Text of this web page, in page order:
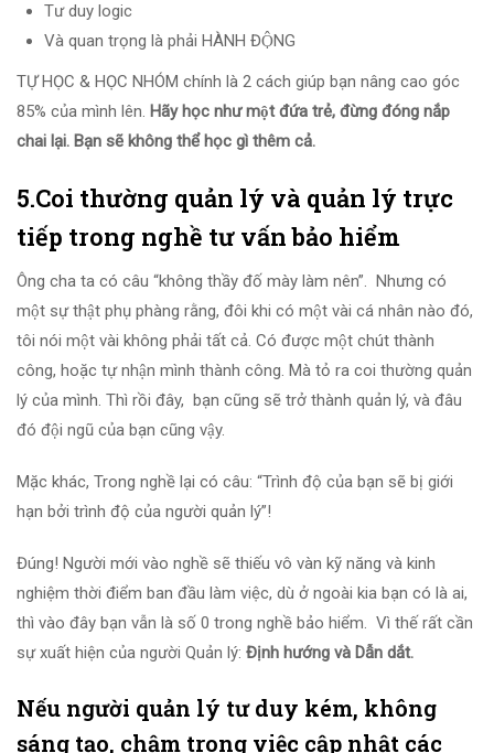
Tư duy logic
Và quan trọng là phải HÀNH ĐỘNG
TỰ HỌC & HỌC NHÓM chính là 2 cách giúp bạn nâng cao góc
85% của mình lên. Hãy học như một đứa trẻ, đừng đóng nắp
chai lại. Bạn sẽ không thể học gì thêm cả.
5.Coi thường quản lý và quản lý trực
tiếp trong nghề tư vấn bảo hiểm
Ông cha ta có câu “không thầy đố mày làm nên”. Nhưng có
một sự thật phụ phàng rằng, đôi khi có một vài cá nhân nào đó,
tôi nói một vài không phải tất cả. Có được một chút thành
công, hoặc tự nhận mình thành công. Mà tỏ ra coi thường quản
lý của mình. Thì rồi đây, bạn cũng sẽ trở thành quản lý, và đâu
đó đội ngũ của bạn cũng vậy.
Mặc khác, Trong nghề lại có câu: “Trình độ của bạn sẽ bị giới
hạn bởi trình độ của người quản lý”!
Đúng! Người mới vào nghề sẽ thiếu vô vàn kỹ năng và kinh
nghiệm thời điểm ban đầu làm việc, dù ở ngoài kia bạn có là ai,
thì vào đây bạn vẫn là số 0 trong nghề bảo hiểm. Vì thế rất cần
sự xuất hiện của người Quản lý: Định hướng và Dẫn dắt.
Nếu người quản lý tư duy kém, không
sáng tạo, chậm trong việc cập nhật các